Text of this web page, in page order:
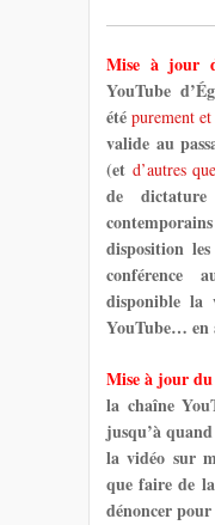
Mise à jour
YouTube
été purement
valide au
(et d’autres
de
disposition
conférence
disponible la
YouTube… en
Mise à jour
la chaîne
jusqu’à
la vidéo sur
que faire de
dénoncer